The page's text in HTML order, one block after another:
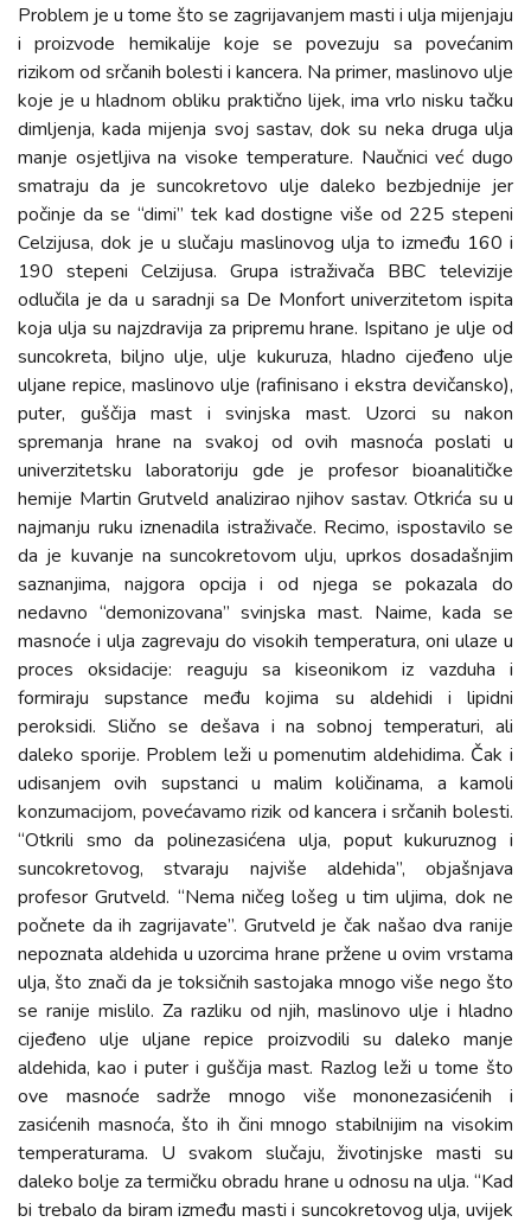
Problem je u tome što se zagrijavanjem masti i ulja mijenjaju
i proizvode hemikalije koje se povezuju sa povećanim
rizikom od srčanih bolesti i kancera. Na primer, maslinovo ulje
koje je u hladnom obliku praktično lijek, ima vrlo nisku tačku
dimljenja, kada mijenja svoj sastav, dok su neka druga ulja
manje osjetljiva na visoke temperature. Naučnici već dugo
smatraju da je suncokretovo ulje daleko bezbjednije jer
počinje da se “dimi” tek kad dostigne više od 225 stepeni
Celzijusa, dok je u slučaju maslinovog ulja to između 160 i
190 stepeni Celzijusa. Grupa istraživača BBC televizije
odlučila je da u saradnji sa De Monfort univerzitetom ispita
koja ulja su najzdravija za pripremu hrane. Ispitano je ulje od
suncokreta, biljno ulje, ulje kukuruza, hladno cijeđeno ulje
uljane repice, maslinovo ulje (rafinisano i ekstra devičansko),
puter, guščija mast i svinjska mast. Uzorci su nakon
spremanja hrane na svakoj od ovih masnoća poslati u
univerzitetsku laboratoriju gde je profesor bioanalitičke
hemije Martin Grutveld analizirao njihov sastav. Otkrića su u
najmanju ruku iznenadila istraživače. Recimo, ispostavilo se
da je kuvanje na suncokretovom ulju, uprkos dosadašnjim
saznanjima, najgora opcija i od njega se pokazala do
nedavno “demonizovana” svinjska mast. Naime, kada se
masnoće i ulja zagrevaju do visokih temperatura, oni ulaze u
proces oksidacije: reaguju sa kiseonikom iz vazduha i
formiraju supstance među kojima su aldehidi i lipidni
peroksidi. Slično se dešava i na sobnoj temperaturi, ali
daleko sporije. Problem leži u pomenutim aldehidima. Čak i
udisanjem ovih supstanci u malim količinama, a kamoli
konzumacijom, povećavamo rizik od kancera i srčanih bolesti.
“Otkrili smo da polinezasićena ulja, poput kukuruznog i
suncokretovog, stvaraju najviše aldehida”, objašnjava
profesor Grutveld. “Nema ničeg lošeg u tim uljima, dok ne
počnete da ih zagrijavate”. Grutveld je čak našao dva ranije
nepoznata aldehida u uzorcima hrane pržene u ovim vrstama
ulja, što znači da je toksičnih sastojaka mnogo više nego što
se ranije mislilo. Za razliku od njih, maslinovo ulje i hladno
cijeđeno ulje uljane repice proizvodili su daleko manje
aldehida, kao i puter i guščija mast. Razlog leži u tome što
ove masnoće sadrže mnogo više mononezasićenih i
zasićenih masnoća, što ih čini mnogo stabilnijim na visokim
temperaturama. U svakom slučaju, životinjske masti su
daleko bolje za termičku obradu hrane u odnosu na ulja. “Kad
bi trebalo da biram između masti i suncokretovog ulja, uvijek